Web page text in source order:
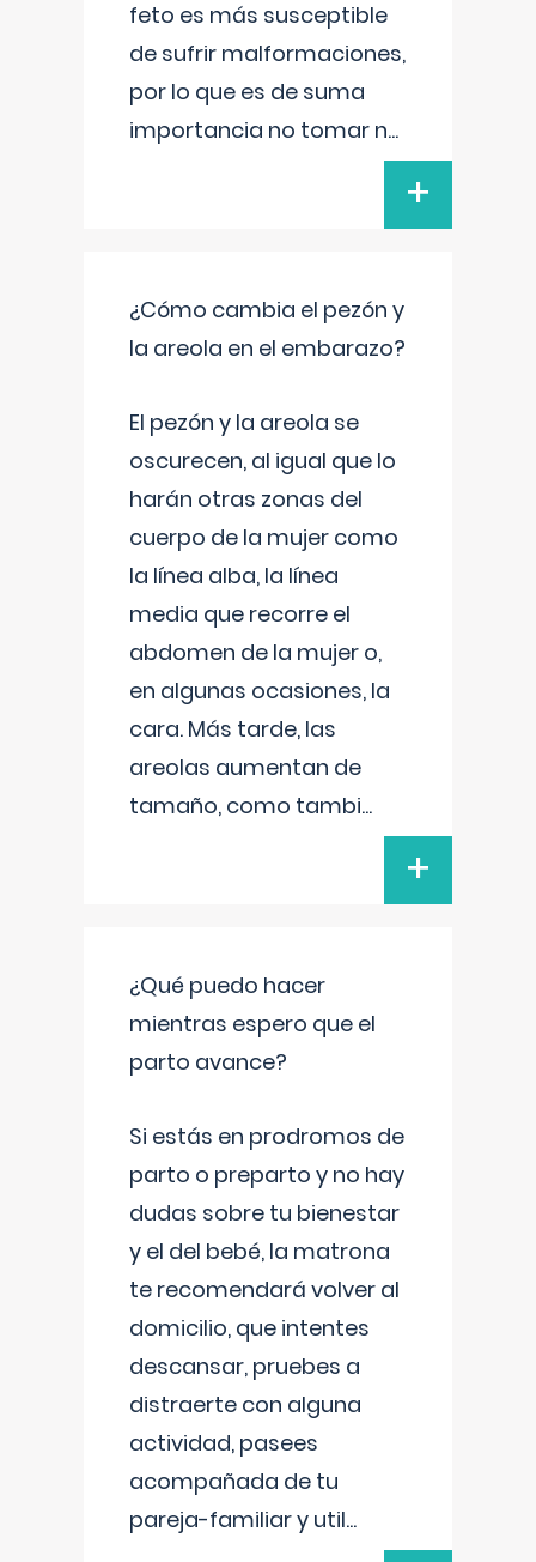
feto es más susceptible
de sufrir malformaciones,
por lo que es de suma
importancia no tomar n...
+
¿Cómo cambia el pezón y
la areola en el embarazo?
El pezón y la areola se
oscurecen, al igual que lo
harán otras zonas del
cuerpo de la mujer como
la línea alba, la línea
media que recorre el
abdomen de la mujer o,
en algunas ocasiones, la
cara. Más tarde, las
areolas aumentan de
tamaño, como tambi...
+
¿Qué puedo hacer
mientras espero que el
parto avance?
Si estás en prodromos de
parto o preparto y no hay
dudas sobre tu bienestar
y el del bebé, la matrona
te recomendará volver al
domicilio, que intentes
descansar, pruebes a
distraerte con alguna
actividad, pasees
acompañada de tu
pareja-familiar y util...